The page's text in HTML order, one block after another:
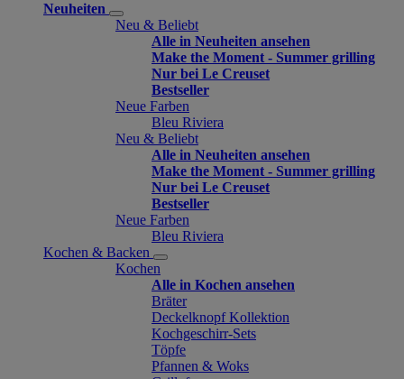
Neuheiten
Neu & Beliebt
Alle in Neuheiten ansehen
Make the Moment - Summer grilling
Nur bei Le Creuset
Bestseller
Neue Farben
Bleu Riviera
Neu & Beliebt
Alle in Neuheiten ansehen
Make the Moment - Summer grilling
Nur bei Le Creuset
Bestseller
Neue Farben
Bleu Riviera
Kochen & Backen
Kochen
Alle in Kochen ansehen
Bräter
Deckelknopf Kollektion
Kochgeschirr-Sets
Töpfe
Pfannen & Woks